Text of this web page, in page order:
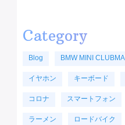
Category
Blog BMW MINI
イヤホン キーボード
コロナ スマートフォン
ラーメン ロードバイク